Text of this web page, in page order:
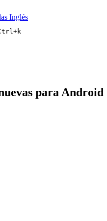
Inglés
para Android